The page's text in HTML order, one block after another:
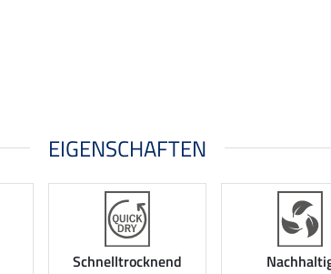
EIGENSCHAFTEN
Schnelltrocknend